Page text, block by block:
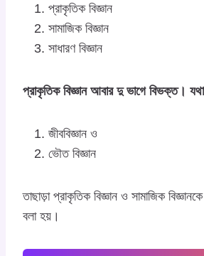
প্রাকৃতিক বিজ্ঞান
সামাজিক বিজ্ঞান
সাধারণ বিজ্ঞান
প্রাকৃতিক বিজ্ঞান আবার দু ভাগে বিভক্ত।
জীববিজ্ঞান ও
ভৌত বিজ্ঞান
তাছাড়া প্রাকৃতিক বিজ্ঞান ও সামাজিক
বলা হয়।